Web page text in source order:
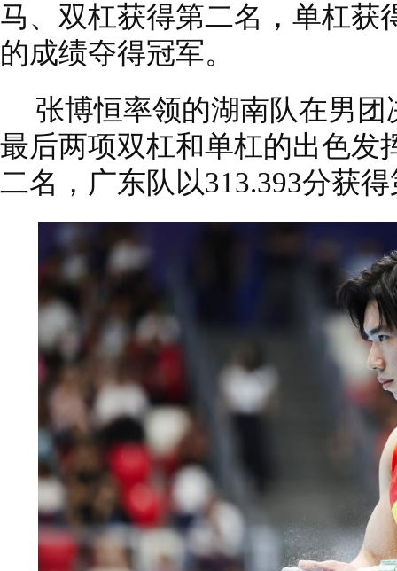
马、双杠获得第二名，单杠获
的成绩夺得冠军。
张博恒率领的湖南队在男
最后两项双杠和单杠的出色发
二名，广东队以313.393分获